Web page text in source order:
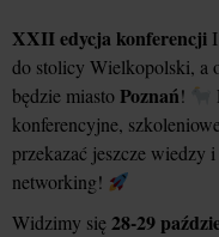
XXII edycja konferencji I
do stolicy Wielkopolski, a
będzie miasto Poznań!
konferencyjne,
przekazać jeszcze wiedzy
networking!
Widzimy się28-29